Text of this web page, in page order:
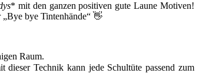
* mit den ganzen positiven gute Laune Motiven!
bye Tintenhände“ 👋
Raum.
Technik kann jede Schultüte passend zum